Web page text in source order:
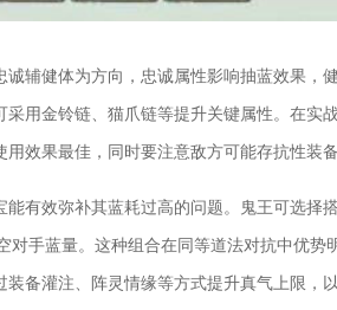
诚辅健体为方向，忠诚属性影响抽蓝效果，
用金铃链、猫爪链等提升关键属性。在实
效果最佳，同时要注意敌方可能存抗性装备
能有效弥补其蓝耗过高的问题。鬼王可选择
对手蓝量。这种组合在同等道法对抗中优势
备灌注、阵灵情缘等方式提升真气上限，